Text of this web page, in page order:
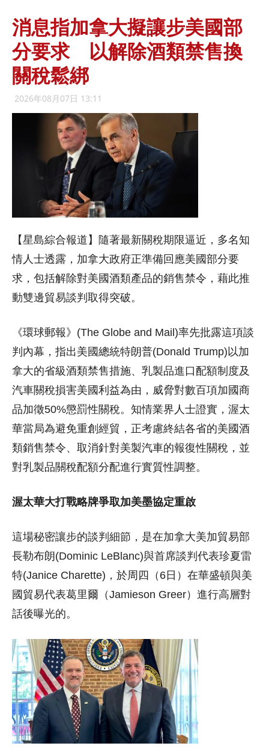
消息指加拿大擬讓步美國部
分要求 以解除酒類禁售換
關稅鬆綁
2026年08月07日 13:11
【星島綜合報道】隨著最新關稅期限逼近，多名知
情人士透露，加拿大政府正準備回應美國部分要
求，包括解除對美國酒類產品的銷售禁令，藉此推
動雙邊貿易談判取得突破。
《環球郵報》(The Globe and Mail)率先批露這項談
判內幕，指出美國總統特朗普(Donald Trump)以加
拿大的省級酒類禁售措施、乳製品進口配額制度及
汽車關稅損害美國利益為由，威脅對數百項加國商
品加徵50%懲罰性關稅。知情業界人士證實，渥太
華當局為避免重創經貿，正考慮終結各省的美國酒
類銷售禁令、取消針對美製汽車的報復性關稅，並
對乳製品關稅配額分配進行實質性調整。
渥太華大打戰略牌爭取加美墨協定重啟
這場秘密讓步的談判細節，是在加拿大美加貿易部
長勒布朗(Dominic LeBlanc)與首席談判代表珍夏雷
特(Janice Charette)，於周四（6日）在華盛頓與美
國貿易代表葛里爾（Jamieson Greer）進行高層對
話後曝光的。